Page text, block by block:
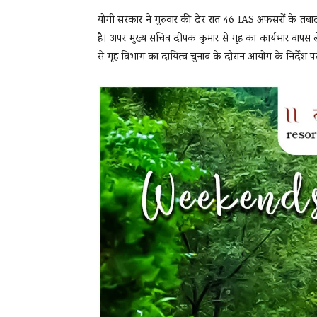
योगी सरकार ने गुरुवार की देर रात 46 IAS अफसरों के
है। अपर मुख्य सचिव दीपक कुमार से गृह का कार्यभार
से गृह विभाग का दायित्व चुनाव के दौरान आयोग के निर्देश